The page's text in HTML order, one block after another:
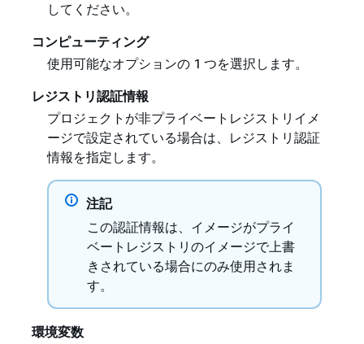
してください。
コンピューティング
使用可能なオプションの 1 つを選択します。
レジストリ認証情報
プロジェクトが非プライベートレジストリイメ
ージで設定されている場合は、レジストリ認証
情報を指定します。
注記
この認証情報は、イメージがプライ
ベートレジストリのイメージで上書
きされている場合にのみ使用されま
す。
環境変数